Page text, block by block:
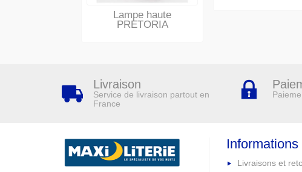
Lampe haute
PRETORIA
Livraison
Service de livraison partout en
France
Informations
Livraisons et